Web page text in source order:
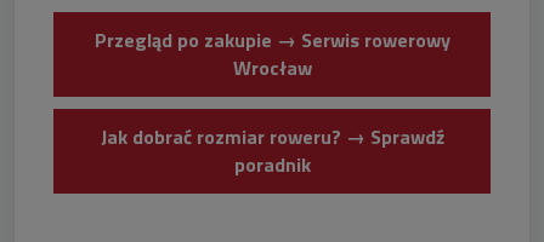
Przegląd po zakupie → Serwis rowerowy
Wrocław
Jak dobrać rozmiar roweru? → Sprawdź
poradnik